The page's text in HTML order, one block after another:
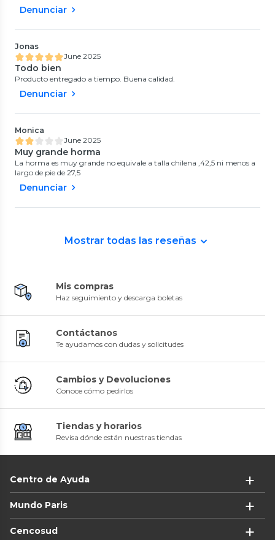
Denunciar
Jonas
June 2025
Todo bien
Producto entregado a tiempo. Buena calidad.
Denunciar
Monica
June 2025
Muy grande horma
La horma es muy grande no equivale a talla chilena ,42,5 ni menos a
largo de pie de 27,5
Denunciar
Mostrar todas las reseñas
Mis compras
Haz seguimiento y descarga boletas
Contáctanos
Te ayudamos con dudas y solicitudes
Cambios y Devoluciones
Conoce cómo pedirlos
Tiendas y horarios
Revisa dónde están nuestras tiendas
Centro de Ayuda
Mundo Paris
Cencosud